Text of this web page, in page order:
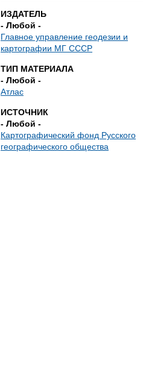
В
ы
з
д
с
ь
ИЗДАТЕЛЬ
- Любой -
Главное управление геодезии и
картографии МГ СССР
ТИП МАТЕРИАЛА
- Любой -
Атлас
ИСТОЧНИК
- Любой -
Картографический фонд Русского
географического общества